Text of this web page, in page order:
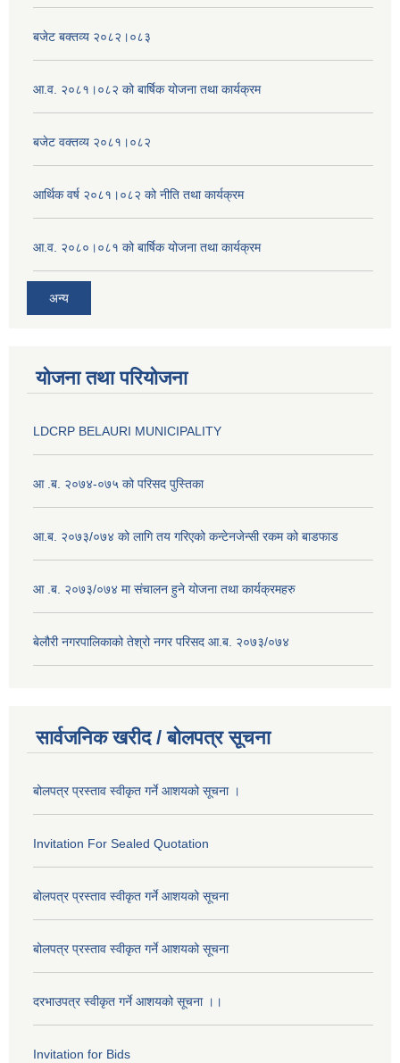
बजेट बक्तव्य २०८२।०८३
आ.व. २०८१।०८२ को बार्षिक योजना तथा कार्यक्रम
बजेट वक्तव्य २०८१।०८२
आर्थिक वर्ष २०८१।०८२ को नीति तथा कार्यक्रम
आ.व. २०८०।०८१ को बार्षिक योजना तथा कार्यक्रम
अन्य
योजना तथा परियोजना
LDCRP BELAURI MUNICIPALITY
आ .ब. २०७४-०७५ को परिसद पुस्तिका
आ.ब. २०७३/०७४ को लागि तय गरिएको कन्टेनजेन्सी रकम को बाडफाड
आ .ब. २०७३/०७४ मा संचालन हुने योजना तथा कार्यक्रमहरु
बेलौरी नगरपालिकाको तेश्रो नगर परिसद आ.ब. २०७३/०७४
सार्वजनिक खरीद / बोलपत्र सूचना
बोलपत्र प्रस्ताव स्वीकृत गर्ने आशयको सूचना ।
Invitation For Sealed Quotation
बोलपत्र प्रस्ताव स्वीकृत गर्ने आशयको सूचना
बोलपत्र प्रस्ताव स्वीकृत गर्ने आशयको सूचना
दरभाउपत्र स्वीकृत गर्ने आशयको सूचना ।।
Invitation for Bids